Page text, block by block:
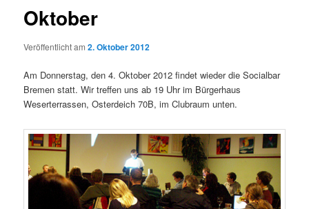
Oktober
Veröffentlicht am2. Oktober 2012
Am Donnerstag, den 4. Oktober 2012 findet wieder die Socialbar
Bremen statt. Wir treffen uns ab 19 Uhr im Bürgerhaus
Weserterrassen, Osterdeich 70B, im Clubraum unten.